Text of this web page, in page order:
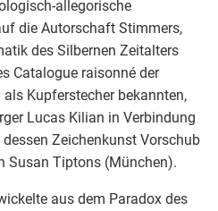
allegorische
die Autorschaft Stimmers,
des Silbernen Zeitalters
Catalogue raisonné der
Kupferstecher bekannten,
Lucas Kilian in Verbindung
Zeichenkunst Vorschub
Susan Tiptons (München).
aus dem Paradox des